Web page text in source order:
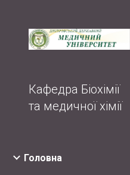
Кафедра Біохімії
та медичної хімії
Головна